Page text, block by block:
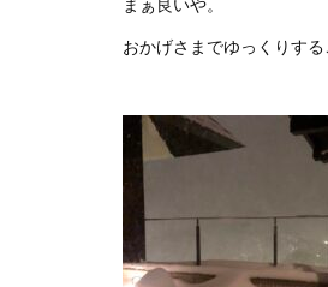
おかげさまでゆっくりす